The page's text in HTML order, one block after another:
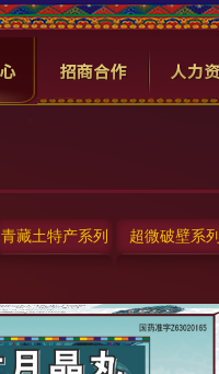
青藏土特产系列 超微破壁系列